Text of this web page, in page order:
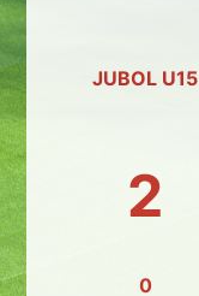
JUBOL U15
2
0